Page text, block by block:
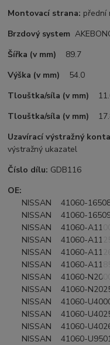
Montovací strana: přední
Brzdový system
Šířka (v mm) 89.7
Výška (v mm)
54.0
Tlouštka/síla (v mm)
Tlouštka/síla (v mm)
Uzavírací výstražný
výstražný ukazatel
Číslo dílu: GDB116
OE:
NISSAN 41060-
NISSAN 41060-
NISSAN 41060-A1100
NISSAN 41060-A1125
NISSAN 41060-A1126
NISSAN 41060-A1185
NISSAN 41060-N2000
NISSAN 41060-
NISSAN 41060-
NISSAN 41060-
NISSAN 41060-
NISSAN 41060-